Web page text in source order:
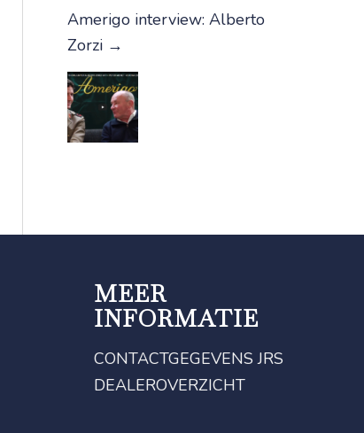
Amerigo interview: Alberto
Zorzi →
MEER
INFORMATIE
CONTACTGEGEVENS JRS
DEALEROVERZICHT